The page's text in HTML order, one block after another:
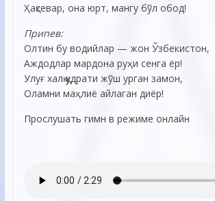
Ҳақсевар, она юрт, мангу бўл обод!
Припев:
Олтин бу водийлар — жон Ўзбекистон,
Аждодлар мардона руҳи сенга ёр!
Улуғ халқ қудрати жўш урган замон,
Оламни маҳлиё айлаган диёр!
Прослушать гимн в режиме онлайн